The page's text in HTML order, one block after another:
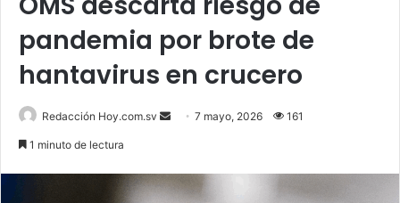
pandemia por brote de
hantavirus en crucero
Redacción Hoy.com.sv
Send7 mayo, 2026 161
1 minuto de lectura